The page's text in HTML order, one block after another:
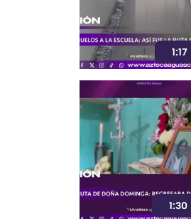
1:17
1:30